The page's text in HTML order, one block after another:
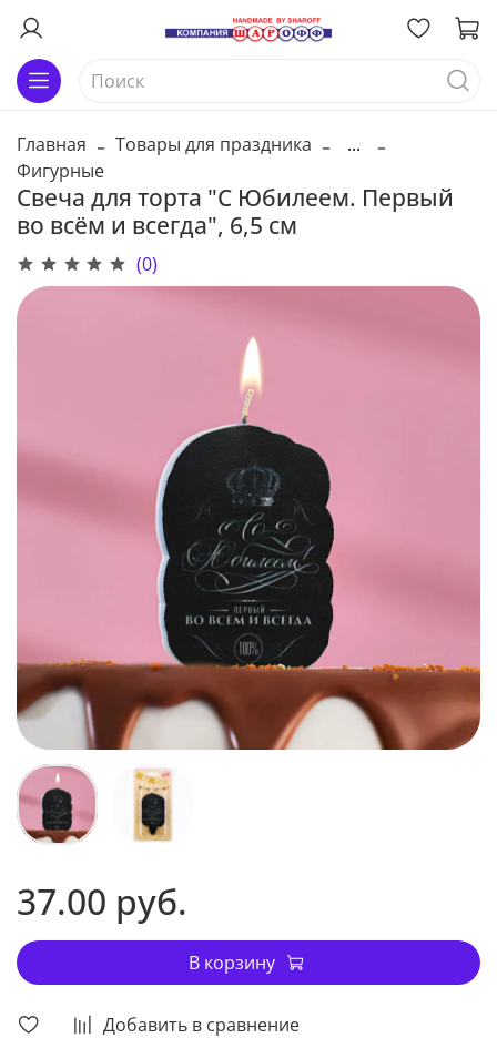
Главная Товары для праздника
...
Фигурные
Свеча для торта "С Юбилеем. Первый
во всём и всегда", 6,5 см
(0)
Добавить в сравнение
37.00 руб.
В корзину